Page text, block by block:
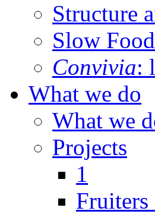
Structure
Slow
Convivia:
What we do
What we
Projects
1
Fruiters